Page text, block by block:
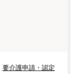
要介護申請・認定